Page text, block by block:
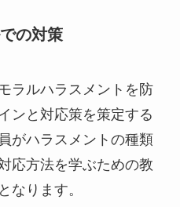
の対策
ラルハラスメントを防
ンと対応策を策定する
がハラスメントの種類
応方法を学ぶための教
なります。